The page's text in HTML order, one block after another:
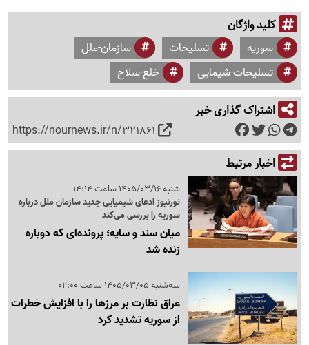
کلید واژگان
سوریه تسلیحات
سازمان-ملل
تسلیحات-شیمایی
خلع-سلاح
اشتراک گذاری خبر
https://nournews.ir/n/321861
اخبار مرتبط
شنبه 1405/03/16 ساعت 14:14
نورنیوز ادعای شیمیایی جدید سازمان ملل درباره
سوریه را بررسی می‌کند
میان سند و سایه؛ پرونده‌ای که دوباره
زنده شد
سه‌شنبه 1405/03/05 ساعت 02:00
عراق نظارت بر مرزها را با افزایش خطرات
از سوریه تشدید کرد